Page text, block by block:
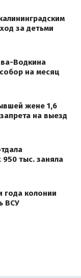
за детьми
Водкина
на месяц
жене 1,6
на выезд
тыс. заняла
года колонии
ВСУ